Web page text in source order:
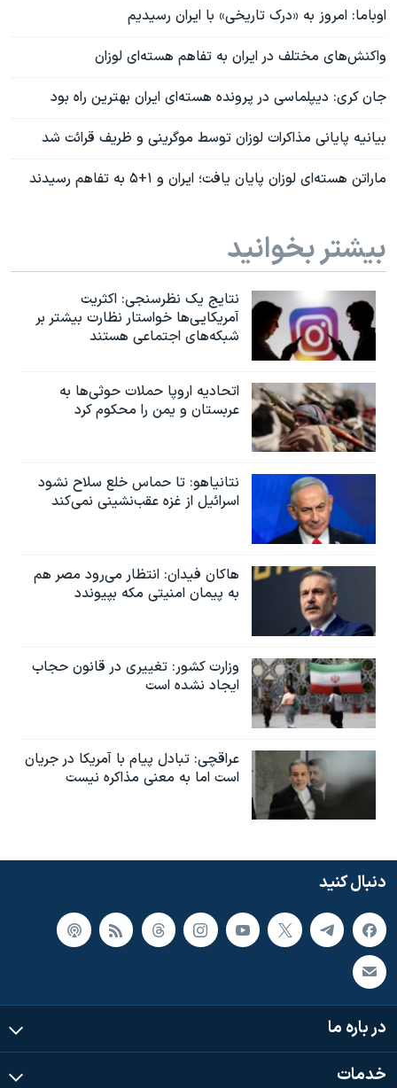
اوباما: امروز به «درک تاریخی» با ایران رسیدیم
واکنش‌های مختلف در ایران به تفاهم هسته‌ای لوزان
جان کری: دیپلماسی در پرونده هسته‌ای ایران بهترین راه بود
بیانیه پایانی مذاکرات لوزان توسط موگرینی و ظریف قرائت شد
ماراتن هسته‌ای لوزان پایان یافت؛ ایران و ۱+۵ به تفاهم رسیدند
بیشتر بخوانید
نتایج یک نظرسنجی: اکثریت
آمریکایی‌ها خواستار نظارت بیشتر بر
شبکه‌های اجتماعی هستند
اتحادیه اروپا حملات حوثی‌ها به
عربستان و یمن را محکوم کرد
نتانیاهو: تا حماس خلع سلاح نشود
اسرائیل از غزه عقب‌نشینی نمی‌کند
هاکان فیدان: انتظار می‌رود مصر هم
به پیمان امنیتی مکه بپیوندد
وزارت کشور: تغییری در قانون حجاب
ایجاد نشده است
عراقچی: تبادل پیام با آمریکا در جریان
است اما به معنی مذاکره نیست
دنبال کنید
در باره ما
خدمات